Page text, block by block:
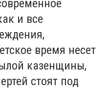
и все
время несет
казенщины,
стоят под